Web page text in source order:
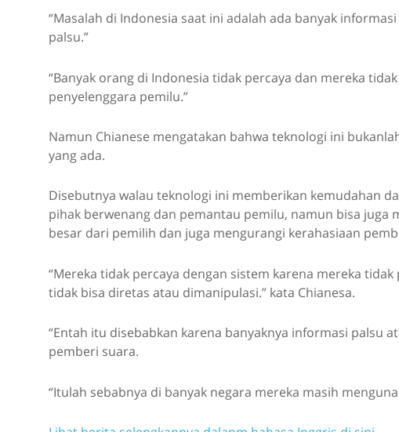
“Masalah di Indonesia saat ini adalah ada banyak
palsu.”
“Banyak orang di Indonesia tidak percaya dan mereka
penyelenggara pemilu.”
Namun Chianese mengatakan bahwa teknologi ini
yang ada.
Disebutnya walau teknologi ini memberikan kemudahan
pihak berwenang dan pemantau pemilu, namun bisa juga
besar dari pemilih dan juga mengurangi kerahasiaan
“Mereka tidak percaya dengan sistem karena mereka
tidak bisa diretas atau dimanipulasi.” kata Chianesa.
“Entah itu disebabkan karena banyaknya informasi palsu
pemberi suara.
“Itulah sebabnya di banyak negara mereka masih